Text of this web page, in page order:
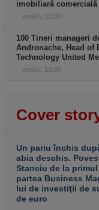
imobiliară comercială
astăzi, 12:33
100 Tineri manageri
Andronache, Head of
Technology United
astăzi, 12:00
Cover
Un pariu închis
abia deschis.
Stanciu de la
partea Business
lui de investiţii de
de euro